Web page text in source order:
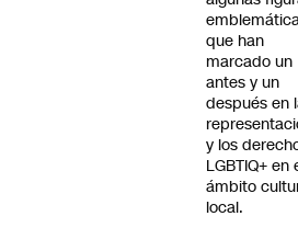
que han
marcado un
antes y un
después en
y los
LGBTIQ+ en
ámbito
local.